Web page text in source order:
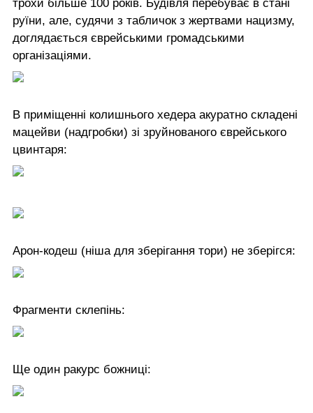
трохи більше 100 років. Будівля перебуває в стані
руїни, але, судячи з табличок з жертвами нацизму,
доглядається єврейськими громадськими
організаціями.
В приміщенні колишнього хедера акуратно складені
мацейви (надгробки) зі зруйнованого єврейського
цвинтаря:
Арон-кодеш (ніша для зберігання тори) не зберігся:
Фрагменти склепінь:
Ще один ракурс божниці: